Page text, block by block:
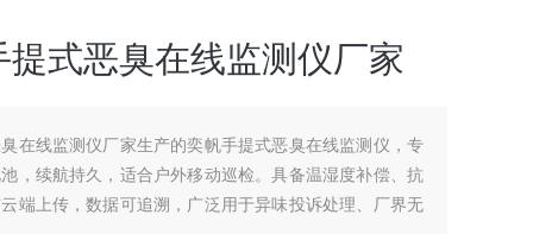
式恶臭在线监测仪厂家
在线监测仪厂家生产的奕帆手提式恶臭在线监测仪，专
，续航持久，适合户外移动巡检。具备温湿度补偿、抗
端上传，数据可追溯，广泛用于异味投诉处理、厂界无